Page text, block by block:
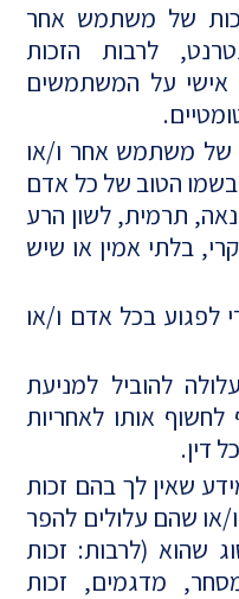
של משתמש אחר
לרבות הזכות
אישי על המשתמשים
של משתמש אחר ו/או
הטוב של כל אדם
תרמית, לשון הרע
בלתי אמין או שיש
לפגוע בכל אדם ו/או
להוביל למניעת
אותו לאחריות
דין.
שאין לך בהם זכות
או שהם עלולים להפר
שהוא (לרבות: זכות
מדגמים, זכות